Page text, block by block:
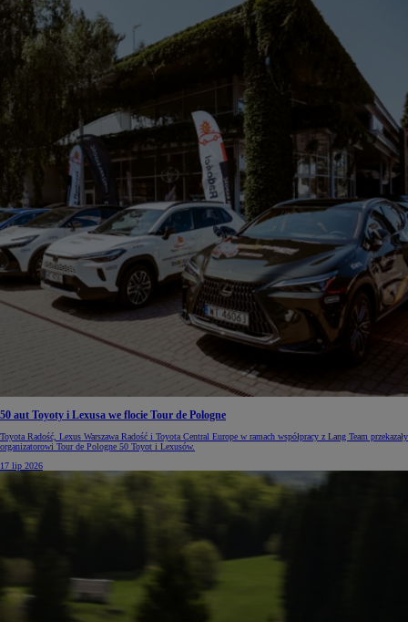
50 aut Toyoty i Lexusa we flocie Tour de Pologne
Toyota Radość, Lexus Warszawa Radość i Toyota Central Europe w ramach współpracy z Lang Team przekazały
organizatorowi Tour de Pologne 50 Toyot i Lexusów.
17 lip 2026